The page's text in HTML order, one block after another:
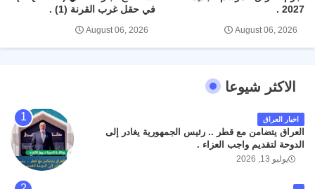
2027 .
August 06, 2026
في حقل غرب القرنة (1) .
August 06, 2026
الاكثر شيوعا
اخبار العراق
العراق يتضامن مع قطر .. رئيس الجمهورية يغادر إلى
الدوحة لتقديم واجب العزاء .
يوليو 13, 2026